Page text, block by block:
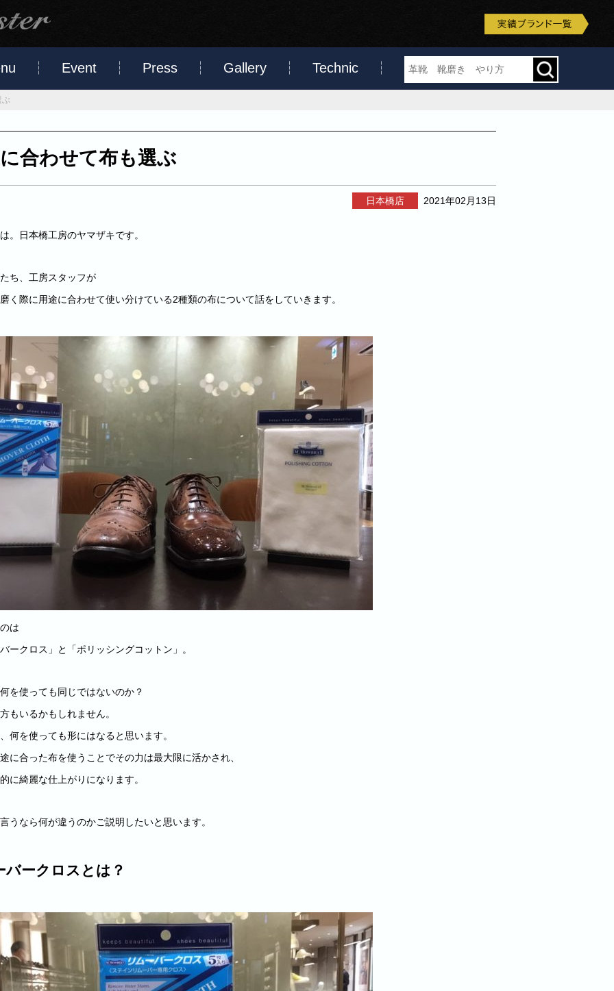
Event Press Gallery Technic
合わせて布も選ぶ
日本橋店 2021年02月13日
。日本橋工房のヤマザキです。
ち、工房スタッフが
く際に用途に合わせて使い分けている2種類の布について話をしていきます。
は
ークロス」と「ポリッシングコットン」。
を使っても同じではないのか？
もいるかもしれません。
何を使っても形にはなると思います。
に合った布を使うことでその力は最大限に活かされ、
に綺麗な仕上がりになります。
うなら何が違うのかご説明したいと思います。
バークロスとは？